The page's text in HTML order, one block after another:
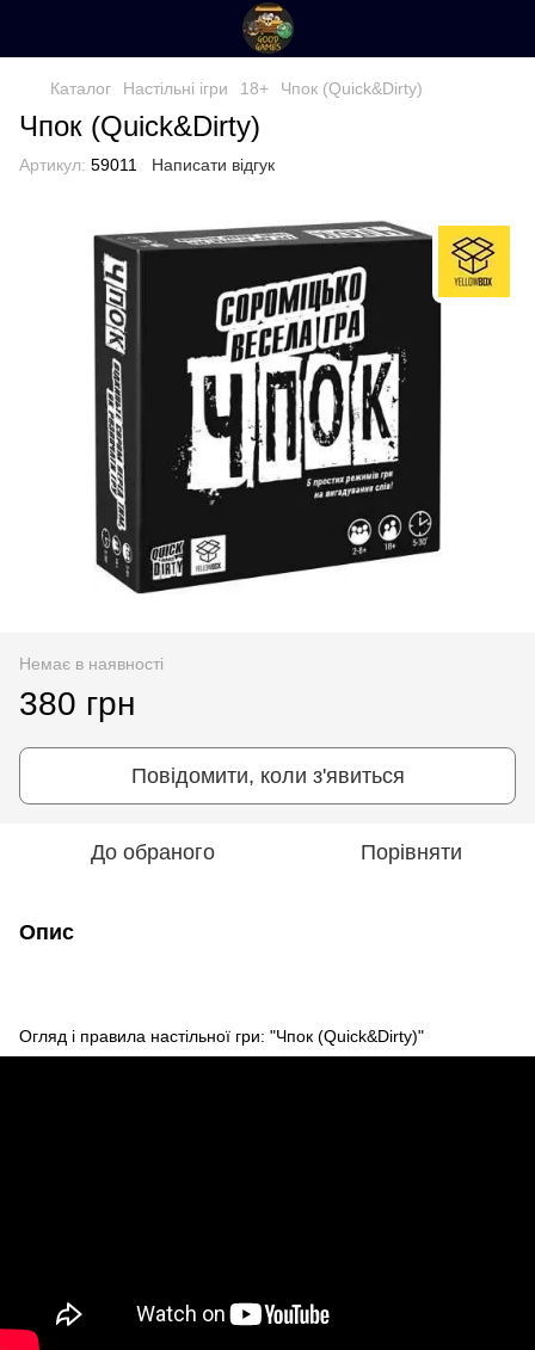
Каталог Настільні ігри 18+ Чпок (Quick&Dirty)
Чпок (Quick&Dirty)
Артикул: 59011 Написати відгук
Немає в наявності
380 грн
Повідомити, коли з'явиться
До обраного Порівняти
Опис
Огляд і правила настільної гри: "Чпок (Quick&Dirty)"